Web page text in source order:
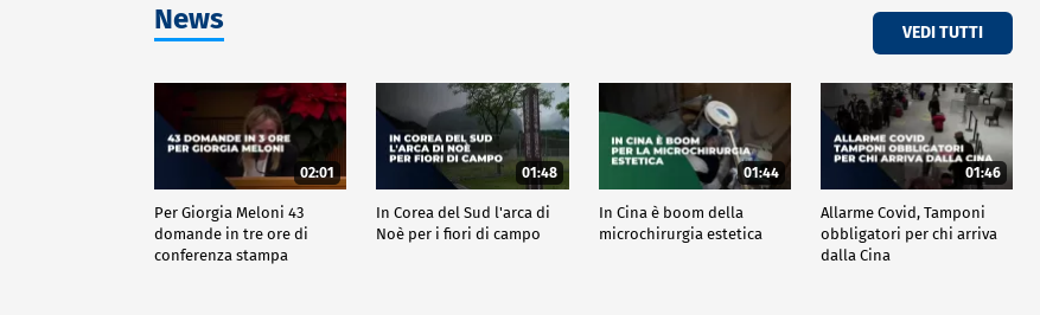
News VEDI TUTTI
02:01
Per Giorgia Meloni 43
domande in tre ore di
conferenza stampa
01:48
In Corea del Sud l'arca di
Noè per i fiori di campo
01:44
In Cina è boom della
microchirurgia estetica
01:46
Allarme Covid, Tamponi
obbligatori per chi arriva
dalla Cina